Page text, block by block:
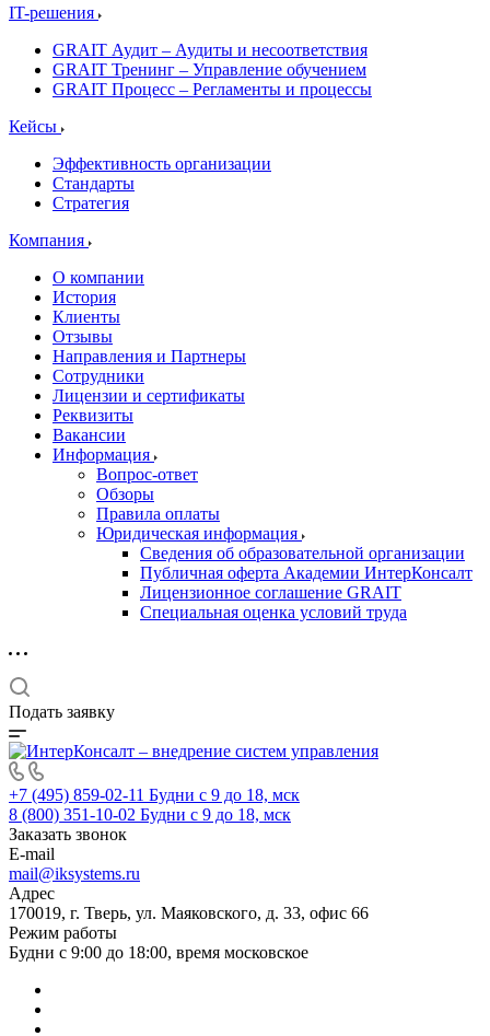
IT-решения
GRAIT Аудит – Аудиты и несоответствия
GRAIT Тренинг – Управление обучением
GRAIT Процесс – Регламенты и процессы
Кейсы
Эффективность организации
Стандарты
Стратегия
Компания
О компании
История
Клиенты
Отзывы
Направления и Партнеры
Сотрудники
Лицензии и сертификаты
Реквизиты
Вакансии
Информация
Вопрос-ответ
Обзоры
Правила оплаты
Юридическая информация
Сведения об образовательной организации
Публичная оферта Академии ИнтерКонсалт
Лицензионное соглашение GRAIT
Специальная оценка условий труда
Подать заявку
+7 (495) 859-02-11 Будни с 9 до 18, мск
8 (800) 351-10-02 Будни с 9 до 18, мск
Заказать звонок
E-mail
mail@iksystems.ru
Адрес
170019, г. Тверь, ул. Маяковского, д. 33, офис 66
Режим работы
Будни с 9:00 до 18:00, время московское